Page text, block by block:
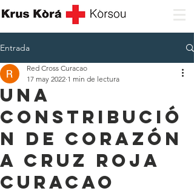
Entrada
UNA
CONSTRIBUCIÓ
N DE CORAZÓN
A CRUZ ROJA
CURACAO
Red Cross Curacao
17 may 2022 1 min de lectura